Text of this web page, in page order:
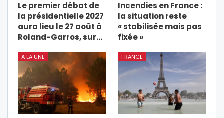
Le premier débat de
la présidentielle 2027
aura lieu le 27 août à
Roland-Garros, sur…
Incendies en France :
la situation reste
« stabilisée mais pas
fixée »
A LA UNE FRANCE